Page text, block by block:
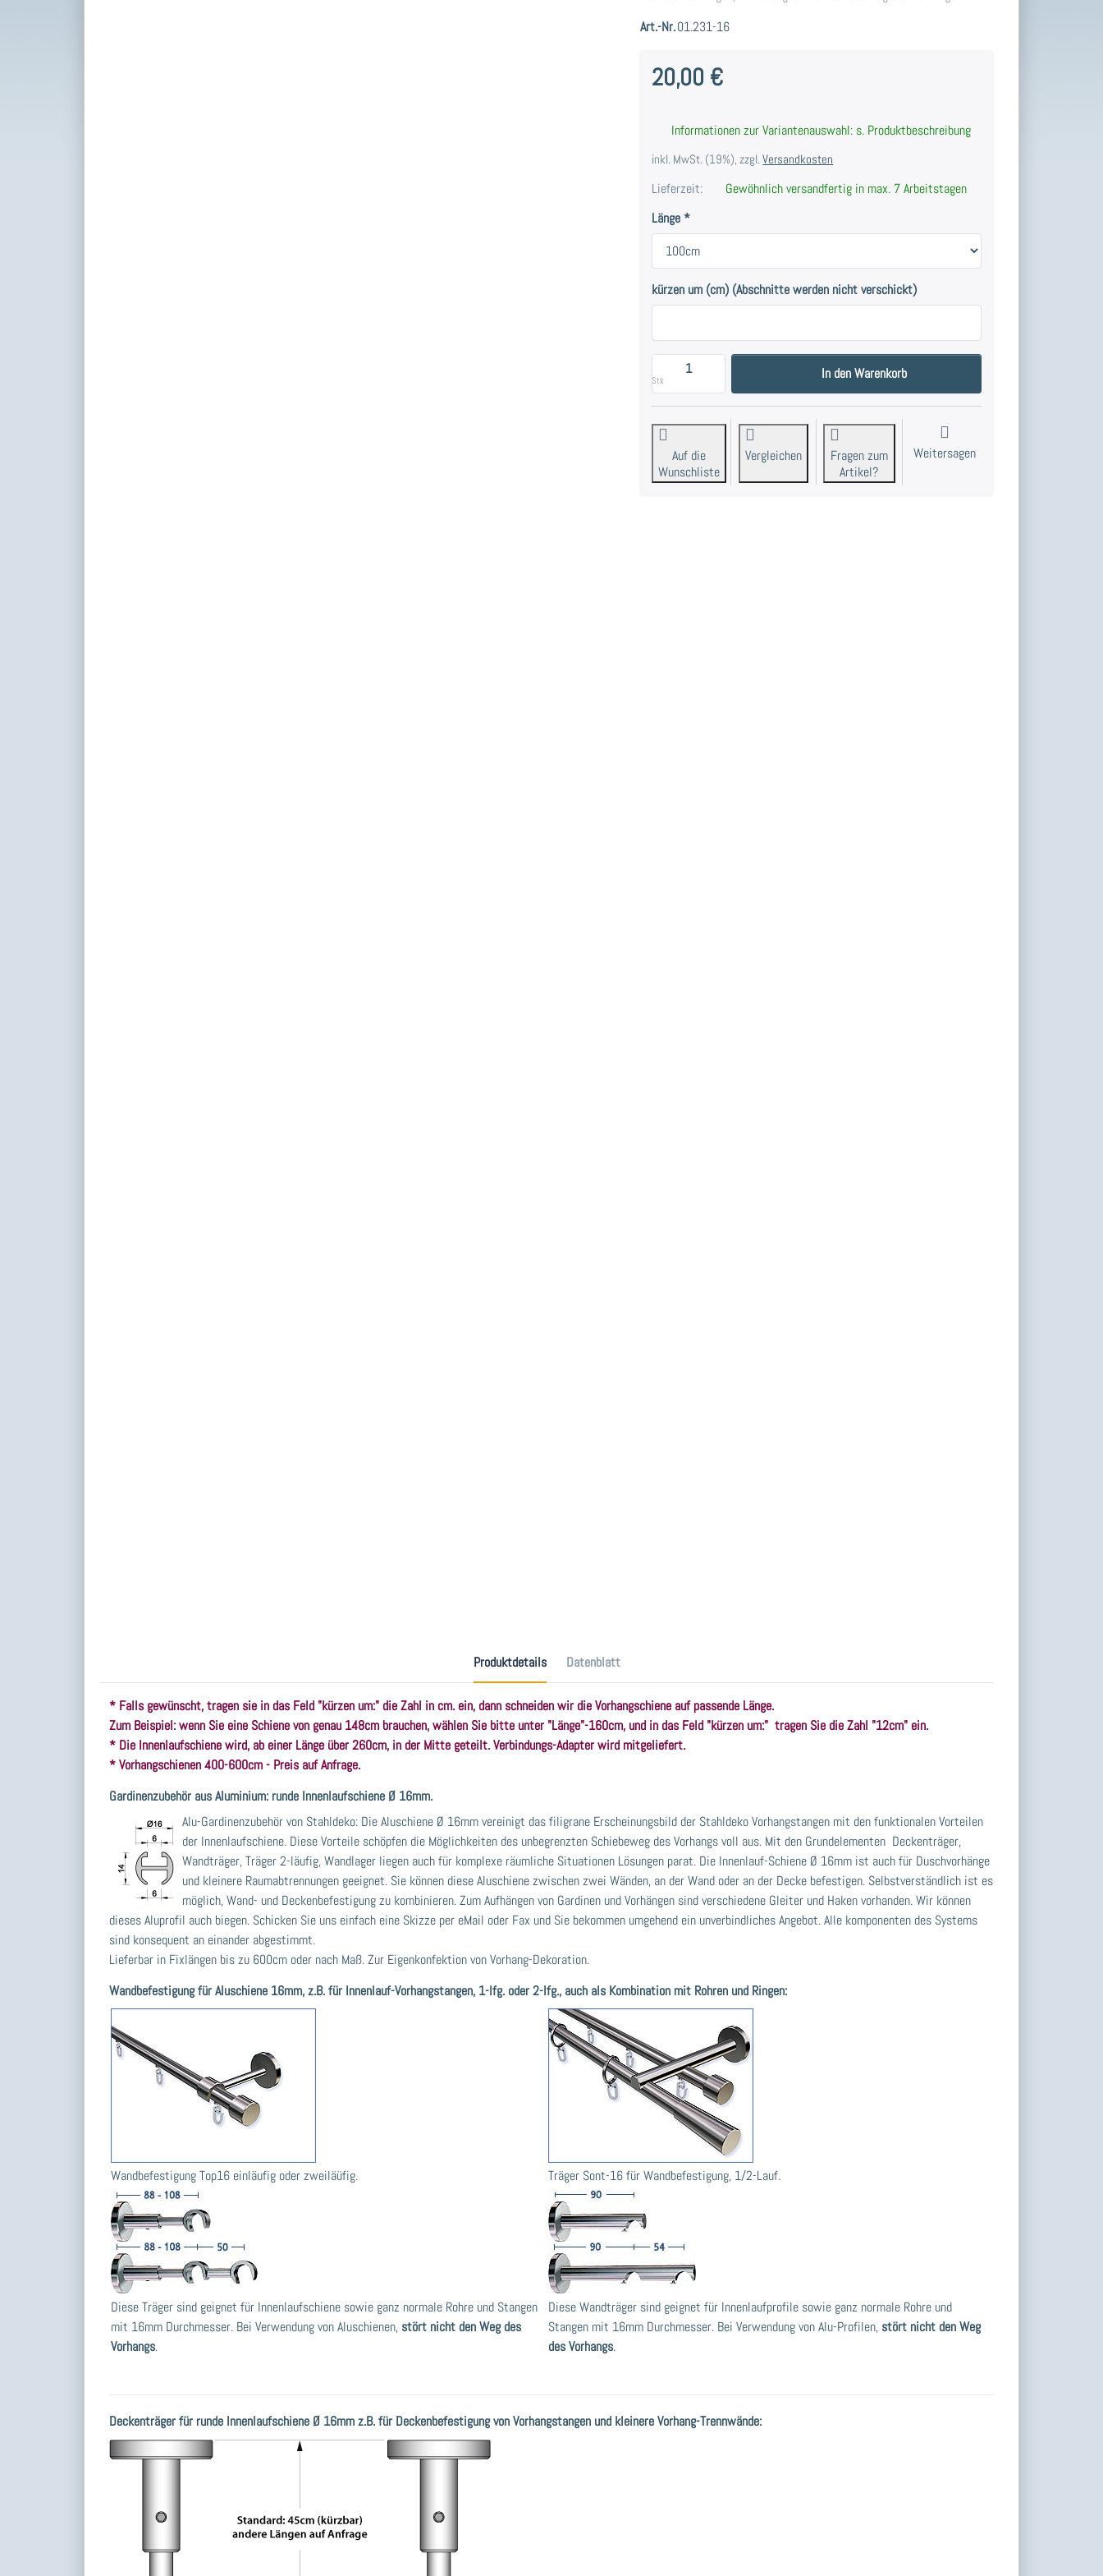
Art.-Nr.01.231-16
20,00 €
Informationen zur Variantenauswahl: s. Produktbeschreibung
inkl. MwSt. (19%), zzgl.Versandkosten
Lieferzeit:
Gewöhnlich versandfertig in max. 7 Arbeitstagen
Länge
kürzen um (cm) (Abschnitte werden nicht verschickt)
Stk
Vorhangschiene aus Aluminium, als runde Innenlaufschiene Ø 16mm in
In den Warenkorb
Auf die
Wunschliste
Vergleichen
Fragen zum
Artikel?
Weitersagen
Produktdetails Datenblatt
* Falls gewünscht, tragen sie in das Feld "kürzen um:" die Zahl in cm. ein, dann schneiden wir die Vorhangschiene auf passende Länge.
Zum Beispiel: wenn Sie eine Schiene von genau 148cm brauchen, wählen Sie bitte unter "Länge"-160cm, und in das Feld "kürzen um:" tragen Sie die Zahl "12cm" ein.
* Die Innenlaufschiene wird, ab einer Länge über 260cm, in der Mitte geteilt. Verbindungs-Adapter wird mitgeliefert.
* Vorhangschienen 400-600cm - Preis auf Anfrage.
Gardinenzubehör aus Aluminium: runde Innenlaufschiene Ø 16mm.
Alu-Gardinenzubehör von Stahldeko: Die Aluschiene Ø 16mm vereinigt das filigrane Erscheinungsbild der Stahldeko Vorhangstangen mit den funktionalen Vorteilen
der Innenlaufschiene. Diese Vorteile schöpfen die Möglichkeiten des unbegrenzten Schiebeweg des Vorhangs voll aus. Mit den Grundelementen Deckenträger,
Wandträger, Träger 2-läufig, Wandlager liegen auch für komplexe räumliche Situationen Lösungen parat. Die Innenlauf-Schiene Ø 16mm ist auch für Duschvorhänge
und kleinere Raumabtrennungen geeignet. Sie können diese Aluschiene zwischen zwei Wänden, an der Wand oder an der Decke befestigen. Selbstverständlich ist es
möglich, Wand- und Deckenbefestigung zu kombinieren. Zum Aufhängen von Gardinen und Vorhängen sind verschiedene Gleiter und Haken vorhanden. Wir können
dieses Aluprofil auch biegen. Schicken Sie uns einfach eine Skizze per eMail oder Fax und Sie bekommen umgehend ein unverbindliches Angebot. Alle komponenten des Systems
sind konsequent an einander abgestimmt.
Lieferbar in Fixlängen bis zu 600cm oder nach Maß. Zur Eigenkonfektion von Vorhang-Dekoration.
Wandbefestigung für Aluschiene 16mm,z.B. für Innenlauf-Vorhangstangen, 1-lfg. oder 2-lfg., auch als Kombination mit Rohren und Ringen:
Wandbefestigung Top16 einläufig oder zweiläüfig.
Diese Träger sind geignet für Innenlaufschiene sowie ganz normale Rohre und Stangen
mit 16mm Durchmesser. Bei Verwendung von Aluschienen, stört nicht den Weg des
Vorhangs.
Träger Sont-16 für Wandbefestigung, 1/2-Lauf.
Diese Wandträger sind geignet für Innenlaufprofile sowie ganz normale Rohre und
Stangen mit 16mm Durchmesser. Bei Verwendung von Alu-Profilen, stört nicht den Weg
des Vorhangs.
Deckenträger für runde Innenlaufschiene Ø 16mm z.B. für Deckenbefestigung von Vorhangstangen und kleinere Vorhang-Trennwände: